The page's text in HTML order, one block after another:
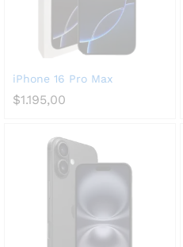
iPhone 16 Pro Max
$1.195,00